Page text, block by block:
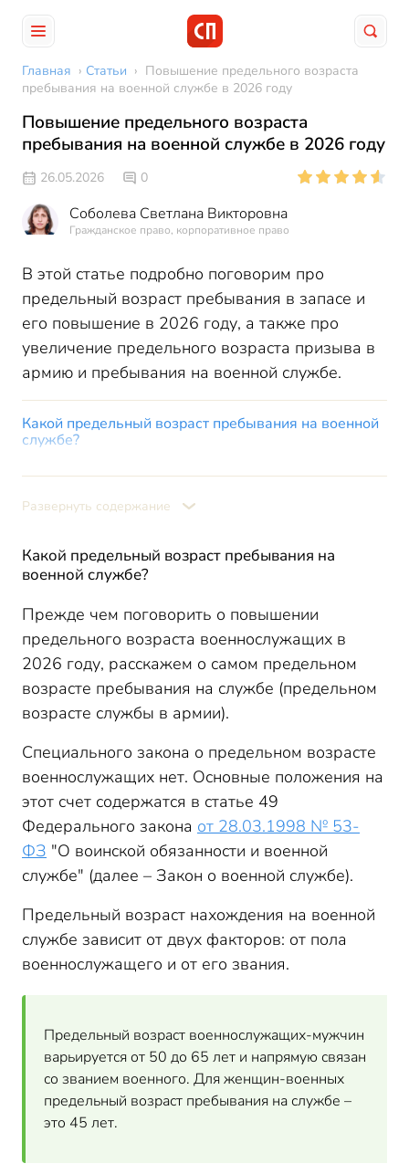
Главная › Статьи › Повышение предельного возраста
пребывания на военной службе в 2026 году
Повышение предельного возраста
пребывания на военной службе в 2026 году
26.05.2026 0
Соболева Светлана Викторовна
Гражданское право, корпоративное право
В этой статье подробно поговорим про
предельный возраст пребывания в запасе и
его повышение в 2026 году, а также про
увеличение предельного возраста призыва в
армию и пребывания на военной службе.
Какой предельный возраст пребывания на военной
службе?
Повышение предельного возраста военнослужащих
На сколько увеличился предельный возраст
военнослужащих по контракту (мужчин)?
военнослужащего в 2026 году
На какой срок можно оформить новый контракт?
Специальные правила увольнения для военных с датой
контракта до 30.09.2014
Предельный возраст пребывания в запасе
таблица
Повышение предельного возраста пребывания в
запасе
Специальные правила насчет повышения предельного
возраста в запасе
Предельный возраст пребывания в
мобилизационном резерве
резерве в 2026 году
Специальные правила насчет повышения предельного
о пребывании в резерве в 2026 году
Предельный возраст призыва на военную службу
Предельный возраст для мобилизации в России
Развернуть содержание
Какой предельный возраст пребывания на
военной службе?
Прежде чем поговорить о повышении
предельного возраста военнослужащих в
2026 году, расскажем о самом предельном
возрасте пребывания на службе (предельном
возрасте службы в армии).
Специального закона о предельном возрасте
военнослужащих нет. Основные положения на
этот счет содержатся в статье 49
Федерального закона от 28.03.1998 № 53-
ФЗ "О воинской обязанности и военной
службе" (далее – Закон о военной службе).
Предельный возраст нахождения на военной
службе зависит от двух факторов: от пола
военнослужащего и от его звания.
Предельный возраст военнослужащих-мужчин
варьируется от 50 до 65 лет и напрямую связан
со званием военного. Для женщин-военных
предельный возраст пребывания на службе –
это 45 лет.